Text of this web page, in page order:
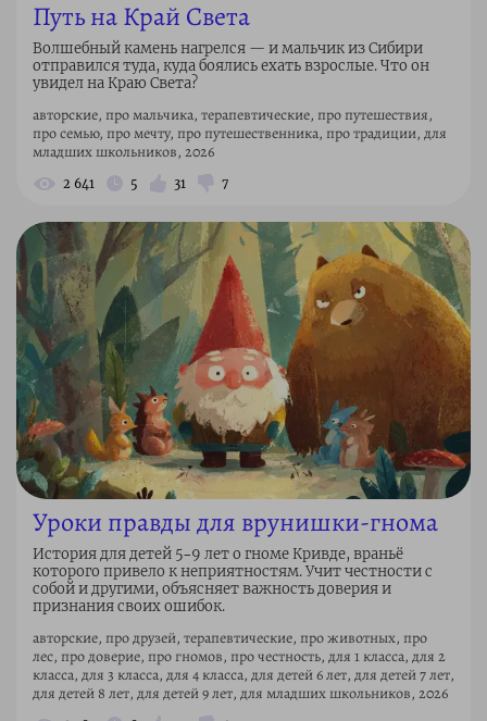
Путь на Край Света
Волшебный камень нагрелся — и мальчик из Сибири
отправился туда, куда боялись ехать взрослые. Что он
увидел на Краю Света?
авторские, про мальчика, терапевтические, про путешествия,
про семью, про мечту, про путешественника, про традиции, для
младших школьников, 2026
2 641 5 31 7
Уроки правды для врунишки-гнома
История для детей 5–9 лет о гноме Кривде, враньё
которого привело к неприятностям. Учит честности с
собой и другими, объясняет важность доверия и
признания своих ошибок.
авторские, про друзей, терапевтические, про животных, про
лес, про доверие, про гномов, про честность, для 1 класса, для 2
класса, для 3 класса, для 4 класса, для детей 6 лет, для детей 7 лет,
для детей 8 лет, для детей 9 лет, для младших школьников, 2026